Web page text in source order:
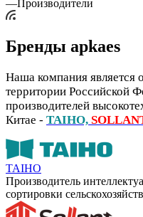
—Производители
Бренды apkaes
Наша компания является
территории Российской
производителей
Китае - TAIHO,
TAIHO
Производитель
сортировки